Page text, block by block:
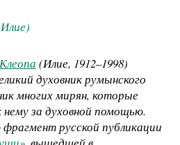
(Илие, 1912–1998)
духовник румынского
многих мирян, которые
за духовной помощью.
русской публикации